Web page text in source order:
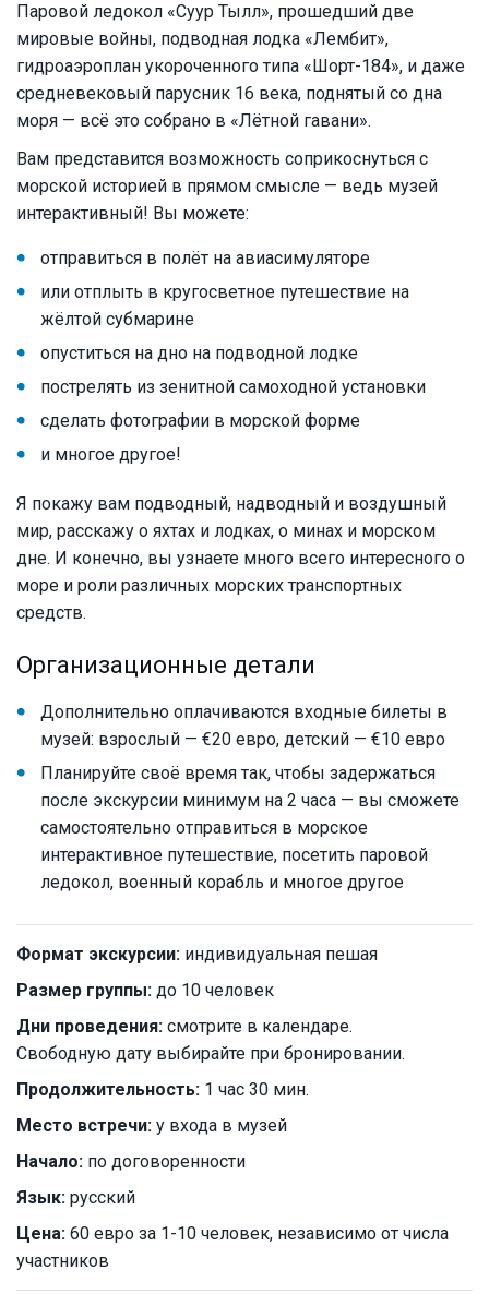
Паровой ледокол «Суур Тылл», прошедший две
мировые войны, подводная лодка «Лембит»,
гидроаэроплан укороченного типа «Шорт-184», и даже
средневековый парусник 16 века, поднятый со дна
моря — всё это собрано в «Лётной гавани».
Вам представится возможность соприкоснуться с
морской историей в прямом смысле — ведь музей
интерактивный! Вы можете:
отправиться в полёт на авиасимуляторе
или отплыть в кругосветное путешествие на
жёлтой субмарине
опуститься на дно на подводной лодке
пострелять из зенитной самоходной установки
сделать фотографии в морской форме
и многое другое!
Я покажу вам подводный, надводный и воздушный
мир, расскажу о яхтах и лодках, о минах и морском
дне. И конечно, вы узнаете много всего интересного о
море и роли различных морских транспортных
средств.
Организационные детали
Дополнительно оплачиваются входные билеты в
музей: взрослый — €20 евро, детский — €10 евро
Планируйте своё время так, чтобы задержаться
после экскурсии минимум на 2 часа — вы сможете
самостоятельно отправиться в морское
интерактивное путешествие, посетить паровой
ледокол, военный корабль и многое другое
Формат экскурсии: индивидуальная пешая
Размер группы: до 10 человек
Дни проведения: смотрите в календаре.
Свободную дату выбирайте при бронировании.
Продолжительность: 1 час 30 мин.
Место встречи: у входа в музей
Начало: по договоренности
Язык: русский
Цена: 60 евро за 1-10 человек, независимо от числа
участников